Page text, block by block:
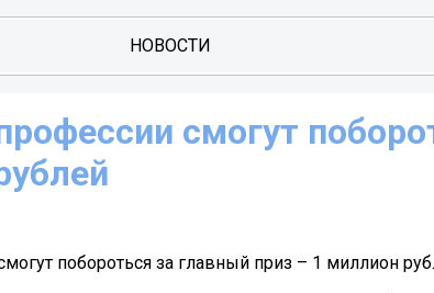
НОВОСТИ
смогут
побороться за главный приз – 1 миллион